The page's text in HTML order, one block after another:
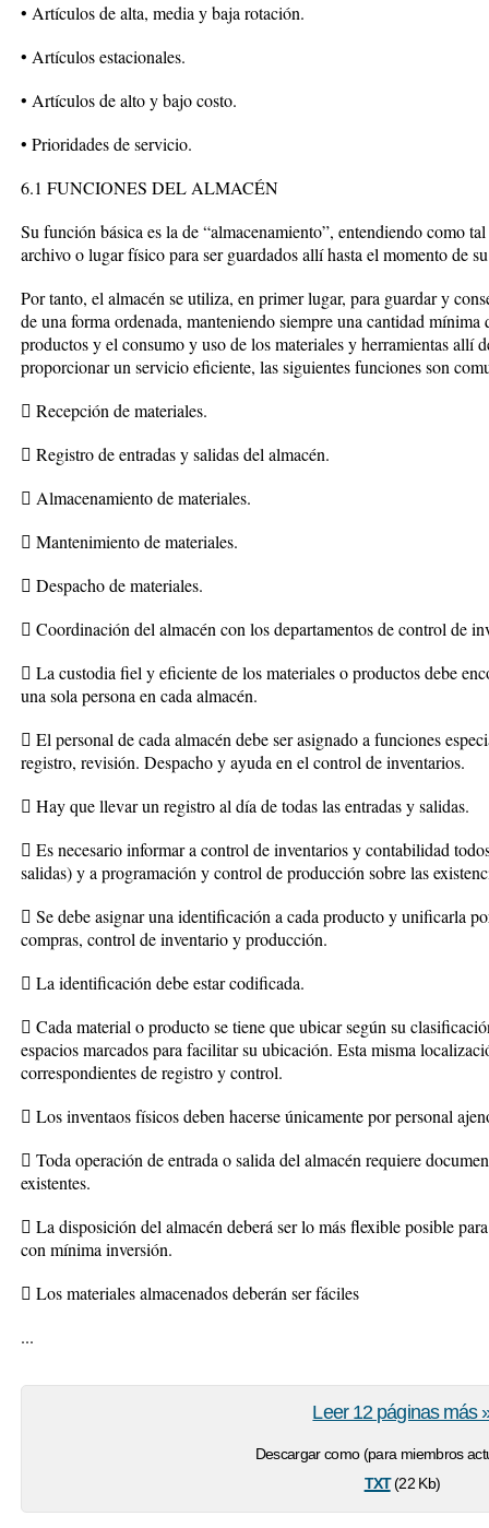
• Artículos de alta, media y baja rotación.
• Artículos estacionales.
• Artículos de alto y bajo costo.
• Prioridades de servicio.
6.1 FUNCIONES DEL ALMACÉN
Su función básica es la de “almacenamiento”, entendiendo como
archivo o lugar físico para ser guardados allí hasta el momento de
Por tanto, el almacén se utiliza, en primer lugar, para guardar y
de una forma ordenada, manteniendo siempre una cantidad
productos y el consumo y uso de los materiales y herramientas allí
proporcionar un servicio eficiente, las siguientes funciones son
 Recepción de materiales.
 Registro de entradas y salidas del almacén.
 Almacenamiento de materiales.
 Mantenimiento de materiales.
 Despacho de materiales.
 Coordinación del almacén con los departamentos de control de
 La custodia fiel y eficiente de los materiales o productos debe
una sola persona en cada almacén.
 El personal de cada almacén debe ser asignado a funciones
registro, revisión. Despacho y ayuda en el control de inventarios.
 Hay que llevar un registro al día de todas las entradas y salidas.
 Es necesario informar a control de inventarios y contabilidad
salidas) y a programación y control de producción sobre las
 Se debe asignar una identificación a cada producto y unificarla
compras, control de inventario y producción.
 La identificación debe estar codificada.
 Cada material o producto se tiene que ubicar según su
espacios marcados para facilitar su ubicación. Esta misma
correspondientes de registro y control.
 Los inventaos físicos deben hacerse únicamente por personal
 Toda operación de entrada o salida del almacén requiere
existentes.
 La disposición del almacén deberá ser lo más flexible posible
con mínima inversión.
 Los materiales almacenados deberán ser fáciles
...
Descargar como (para miembros
txt(22 Kb)
Leer 12 páginas más